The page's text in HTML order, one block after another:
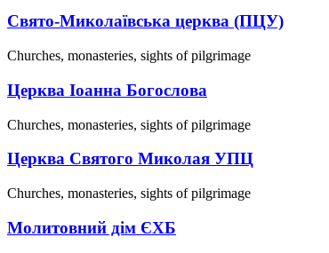
Свято-Миколаївська церква (ПЦУ)
Churches, monasteries, sights of pilgrimage
Церква Іоанна Богослова
Churches, monasteries, sights of pilgrimage
Церква Святого Миколая УПЦ
Churches, monasteries, sights of pilgrimage
Молитовний дім ЄХБ